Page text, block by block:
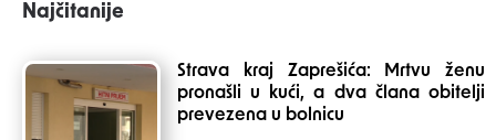
Najčitanije
Strava kraj Zaprešića: Mrtvu ženu
pronašli u kući, a dva člana obitelji
prevezena u bolnicu